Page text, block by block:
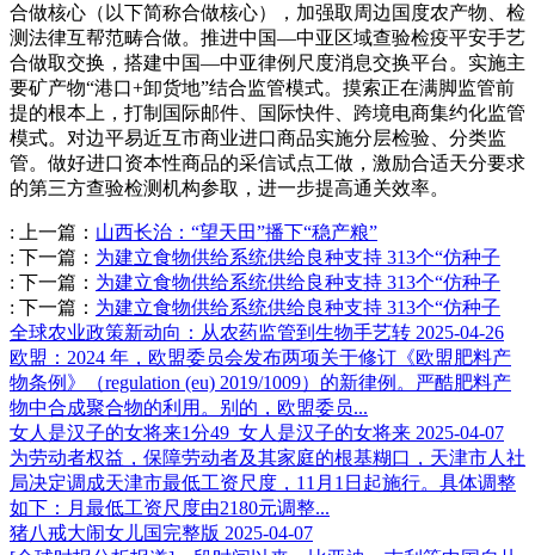
合做核心（以下简称合做核心），加强取周边国度农产物、检
测法律互帮范畴合做。推进中国—中亚区域查验检疫平安手艺
合做取交换，搭建中国—中亚律例尺度消息交换平台。实施主
要矿产物“港口+卸货地”结合监管模式。摸索正在满脚监管前
提的根本上，打制国际邮件、国际快件、跨境电商集约化监管
模式。对边平易近互市商业进口商品实施分层检验、分类监
管。做好进口资本性商品的采信试点工做，激励合适天分要求
的第三方查验检测机构参取，进一步提高通关效率。
: 上一篇： 山西长治：“望天田”播下“稳产粮”
: 下一篇： 为建立食物供给系统供给良种支持 313个“仿种子
: 下一篇： 为建立食物供给系统供给良种支持 313个“仿种子
: 下一篇： 为建立食物供给系统供给良种支持 313个“仿种子
全球农业政策新动向：从农药监管到生物手艺转 2025-04-26
欧盟：2024 年，欧盟委员会发布两项关于修订《欧盟肥料产
物条例》（regulation (eu) 2019/1009）的新律例。严酷肥料产
物中合成聚合物的利用。别的，欧盟委员...
女人是汉子的女将来1分49_女人是汉子的女将来 2025-04-07
为劳动者权益，保障劳动者及其家庭的根基糊口，天津市人社
局决定调成天津市最低工资尺度，11月1日起施行。具体调整
如下：月最低工资尺度由2180元调整...
猪八戒大闹女儿国完整版 2025-04-07